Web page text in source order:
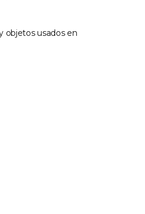
objetos usados en